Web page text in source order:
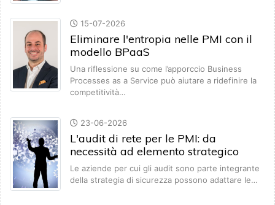
15-07-2026
Eliminare l'entropia nelle PMI con il
modello BPaaS
Una riflessione su come l’apporccio Business
Processes as a Service può aiutare a ridefinire la
competitività…
23-06-2026
L'audit di rete per le PMI: da
necessità ad elemento strategico
Le aziende per cui gli audit sono parte integrante
della strategia di sicurezza possono adattare le…